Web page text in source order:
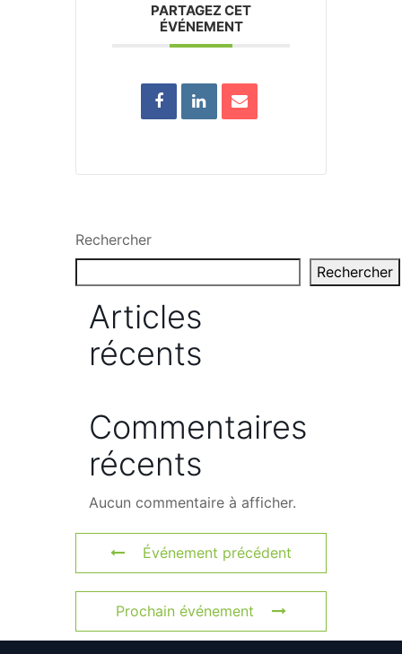
PARTAGEZ CET
ÉVÉNEMENT
Rechercher
Rechercher
Articles
récents
Commentaires
récents
Aucun commentaire à afficher.
Événement précédent
Prochain événement